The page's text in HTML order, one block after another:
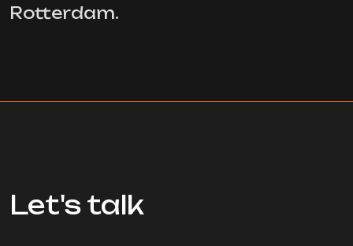
Rotterdam.
Let's talk